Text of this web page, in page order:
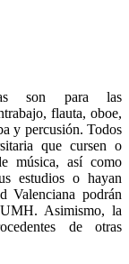
son para las
flauta, oboe,
y percusión. Todos
que cursen o
música, así como
estudios o hayan
Valenciana podrán
Asimismo, la
de otras